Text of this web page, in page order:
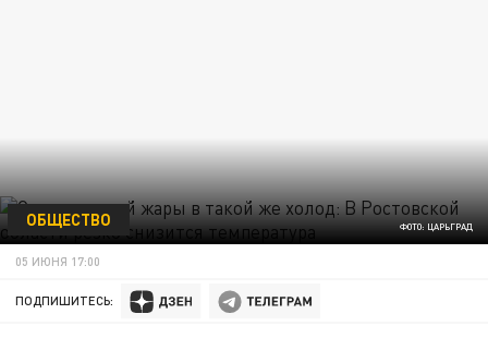
ФОТО: ЦАРЬГРАД
ОБЩЕСТВО
05 ИЮНЯ 17:00
ПОДПИШИТЕСЬ: